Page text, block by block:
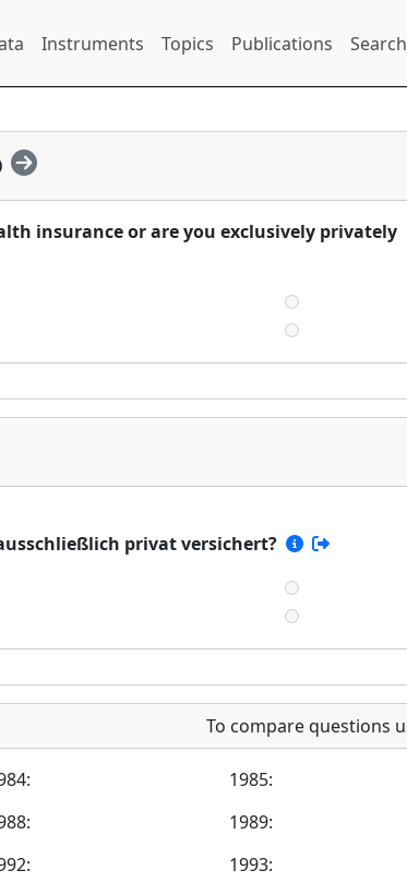
Instruments Topics Publications
insurance or are you exclusively privately
privat versichert?
To compare questions
1985:
1989:
1993: